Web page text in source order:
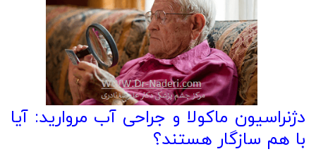
دژنراسیون ماکولا و جراحی آب مروارید: آیا
با هم سازگار هستند؟